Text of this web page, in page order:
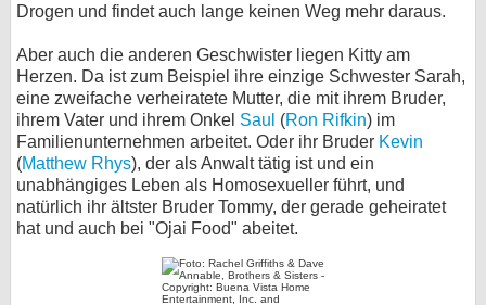
Drogen und findet auch lange keinen Weg mehr daraus.
Aber auch die anderen Geschwister liegen Kitty am
Herzen. Da ist zum Beispiel ihre einzige Schwester Sarah,
eine zweifache verheiratete Mutter, die mit ihrem Bruder,
ihrem Vater und ihrem Onkel Saul (Ron Rifkin) im
Familienunternehmen arbeitet. Oder ihr Bruder Kevin
(Matthew Rhys), der als Anwalt tätig ist und ein
unabhängiges Leben als Homosexueller führt, und
natürlich ihr ältster Bruder Tommy, der gerade geheiratet
hat und auch bei "Ojai Food" abeitet.